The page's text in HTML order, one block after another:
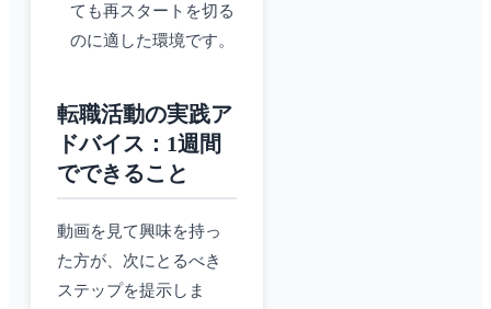
ても再スタートを切る
のに適した環境です。
転職活動の実践ア
ドバイス：1週間
でできること
動画を見て興味を持っ
た方が、次にとるべき
ステップを提示しま